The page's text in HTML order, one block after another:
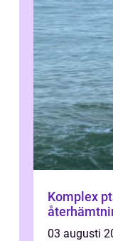
Komplex
03 augusti